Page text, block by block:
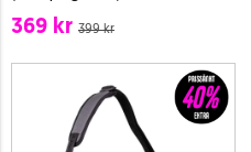
369 kr 399 kr